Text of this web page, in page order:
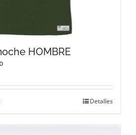
HOMBRE
Detalles